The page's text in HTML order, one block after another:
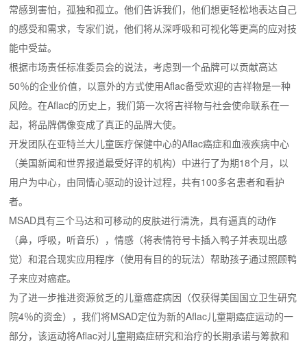
常感到害怕，孤独和孤立。他们告诉我们，他们想更轻松地表达自己
的感受和需求，专家们说，他们将从深呼吸和可视化等更高的应对技
能中受益。
根据市场责任标准委员会的说法，考虑到一个品牌可以贡献高达
50％的企业价值，以意外的方式使用Aflac备受欢迎的吉祥物是一种
风险。在Aflac的历史上，我们第一次将吉祥物与社会使命联系在一
起，将品牌偶像变成了真正的品牌大使。
开发团队在亚特兰大儿童医疗保健中心的Aflac癌症和血液疾病中心
（美国新闻和世界报道最受好评的机构）中进行了为期18个月，以
用户为中心，由同情心驱动的设计过程，共有100多名患者和看护
者。
MSAD具有三个马达和可移动的皮肤进行清洗，具有逼真的动作
（鼻，呼吸，听音乐），情感（将表情符号卡插入鸭子并表现出感
觉）和混合现实应用程序（使用有目的的玩法）帮助孩子通过照顾鸭
子来应对癌症。
为了进一步推进资源贫乏的儿童癌症病因（仅获得美国国立卫生研究
院4％的资金），我们将MSAD定位为新的Aflac儿童期癌症运动的一
部分，该运动将Aflac对儿童期癌症研究和治疗的长期承诺与筹款和